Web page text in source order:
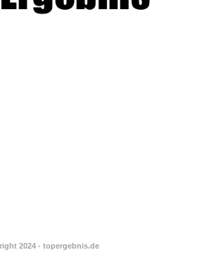
2024 - topergebnis.de